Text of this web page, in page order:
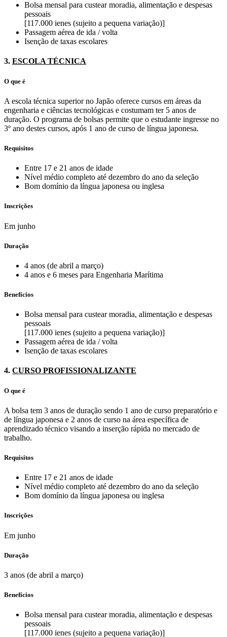
Bolsa mensal para custear moradia, alimentação e despesas
pessoais
[117.000 ienes (sujeito a pequena variação)]
Passagem aérea de ida / volta
Isenção de taxas escolares
3. ESCOLA TÉCNICA
O que é
A escola técnica superior no Japão oferece cursos em áreas da
engenharia e ciências tecnológicas e costumam ter 5 anos de
duração. O programa de bolsas permite que o estudante ingresse no
3º ano destes cursos, após 1 ano de curso de língua japonesa.
Requisitos
Entre 17 e 21 anos de idade
Nível médio completo até dezembro do ano da seleção
Bom domínio da língua japonesa ou inglesa
Inscrições
Em junho
Duração
4 anos (de abril a março)
4 anos e 6 meses para Engenharia Marítima
Benefícios
Bolsa mensal para custear moradia, alimentação e despesas
pessoais
[117.000 ienes (sujeito a pequena variação)]
Passagem aérea de ida / volta
Isenção de taxas escolares
4. CURSO PROFISSIONALIZANTE
O que é
A bolsa tem 3 anos de duração sendo 1 ano de curso preparatório e
de língua japonesa e 2 anos de curso na área específica de
aprendizado técnico visando a inserção rápida no mercado de
trabalho.
Requisitos
Entre 17 e 21 anos de idade
Nível médio completo até dezembro do ano da seleção
Bom domínio da língua japonesa ou inglesa
Inscrições
Em junho
Duração
3 anos (de abril a março)
Benefícios
Bolsa mensal para custear moradia, alimentação e despesas
pessoais
[117.000 ienes (sujeito a pequena variação)]